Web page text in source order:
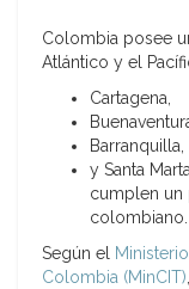
Colombia posee
Atlántico y el
Cartagena,
Barranquilla,
y Santa
cumplen un
colombiano.
Según el
Colombia (MinCIT)